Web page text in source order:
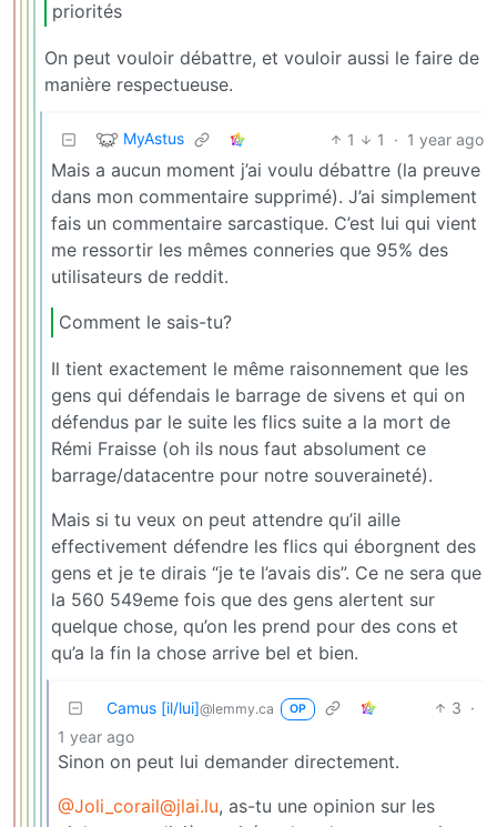
priorités
On peut vouloir débattre, et vouloir aussi le faire de
manière respectueuse.
MyAstus 1 1 · 1 year ago
Mais a aucun moment j’ai voulu débattre (la preuve
dans mon commentaire supprimé). J’ai simplement
fais un commentaire sarcastique. C’est lui qui vient
me ressortir les mêmes conneries que 95% des
utilisateurs de reddit.
Comment le sais-tu?
Il tient exactement le même raisonnement que les
gens qui défendais le barrage de sivens et qui on
défendus par le suite les flics suite a la mort de
Rémi Fraisse (oh ils nous faut absolument ce
barrage/datacentre pour notre souveraineté).
Mais si tu veux on peut attendre qu’il aille
effectivement défendre les flics qui éborgnent des
gens et je te dirais “je te l’avais dis”. Ce ne sera que
la 560 549eme fois que des gens alertent sur
quelque chose, qu’on les prend pour des cons et
qu’a la fin la chose arrive bel et bien.
Camus [il/lui]@lemmy.ca OP 3 ·
1 year ago
Sinon on peut lui demander directement.
@Joli_corail@jlai.lu, as-tu une opinion sur les